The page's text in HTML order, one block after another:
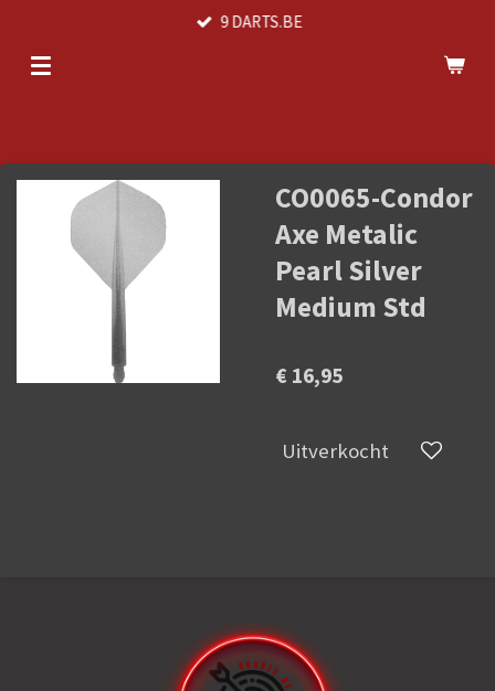
naar
9 DARTS.BE
CO0065-Condor
Axe Metalic
Pearl Silver
Medium Std
€ 16,95
Uitverkocht